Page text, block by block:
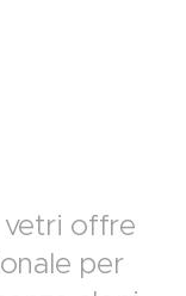
vetri offre
per